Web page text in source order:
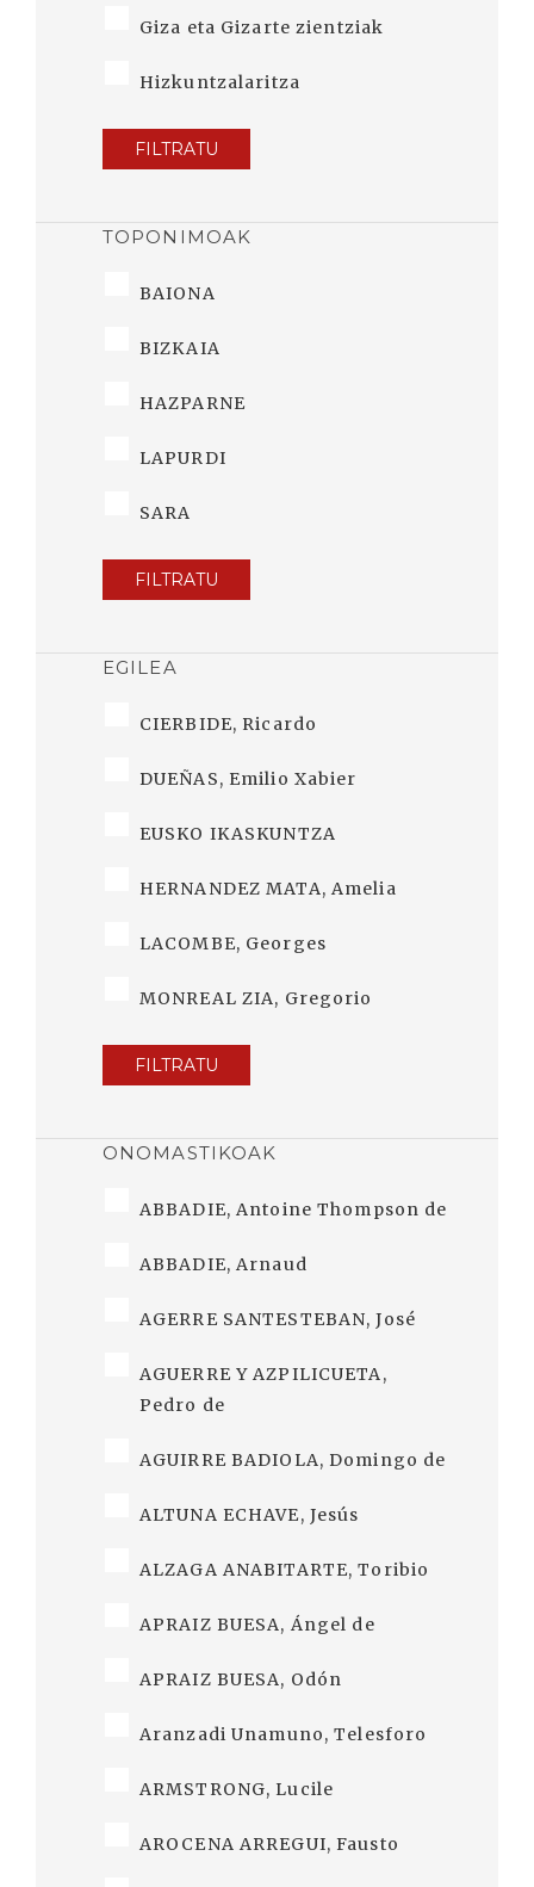
Giza eta Gizarte zientziak
Hizkuntzalaritza
FILTRATU
TOPONIMOAK
BAIONA
BIZKAIA
HAZPARNE
LAPURDI
SARA
FILTRATU
EGILEA
CIERBIDE, Ricardo
DUEÑAS, Emilio Xabier
EUSKO IKASKUNTZA
HERNANDEZ MATA, Amelia
LACOMBE, Georges
MONREAL ZIA, Gregorio
FILTRATU
ONOMASTIKOAK
ABBADIE, Antoine Thompson de
ABBADIE, Arnaud
AGERRE SANTESTEBAN, José
AGUERRE Y AZPILICUETA,
Pedro de
AGUIRRE BADIOLA, Domingo de
ALTUNA ECHAVE, Jesús
ALZAGA ANABITARTE, Toribio
APRAIZ BUESA, Ángel de
APRAIZ BUESA, Odón
Aranzadi Unamuno, Telesforo
ARMSTRONG, Lucile
AROCENA ARREGUI, Fausto